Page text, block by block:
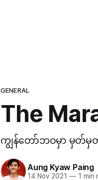
GENERAL
The
ကျွန်တော်ဘဝမှာ မှတ်မှတ်
Aung Kyaw Paing
14 Nov 2021 —1 min